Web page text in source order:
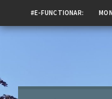
#E-FUNCTIONAR: